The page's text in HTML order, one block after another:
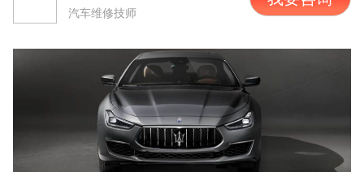
汽车维修技师